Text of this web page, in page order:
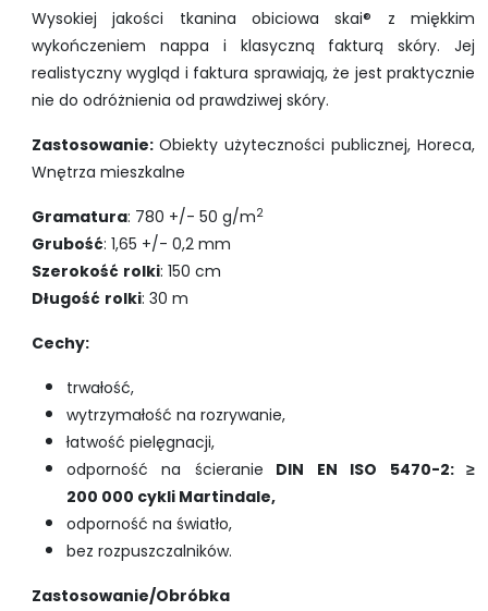
Wysokiej jakości tkanina obiciowa skai® z miękkim
wykończeniem nappa i klasyczną fakturą skóry. Jej
realistyczny wygląd i faktura sprawiają, że jest praktycznie
nie do odróżnienia od prawdziwej skóry.
Zastosowanie: Obiekty użyteczności publicznej, Horeca,
Wnętrza mieszkalne
Gramatura: 780 +/- 50 g/m2
Grubość: 1,65 +/- 0,2 mm
Szerokość rolki: 150 cm
Długość rolki: 30 m
Cechy:
trwałość,
wytrzymałość na rozrywanie,
łatwość pielęgnacji,
odporność na ścieranie DIN EN ISO 5470-2: ≥
200 000 cykli Martindale,
odporność na światło,
bez rozpuszczalników.
Zastosowanie/Obróbka